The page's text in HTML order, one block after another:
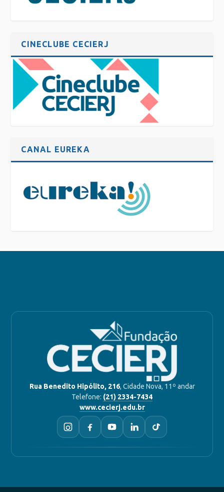
CINECLUBE CECIERJ
CANAL EUREKA
Rua Benedito Hipólito, 216, Cidade Nova, 11º andar
Telefone: (21) 2334-7434
www.cecierj.edu.br